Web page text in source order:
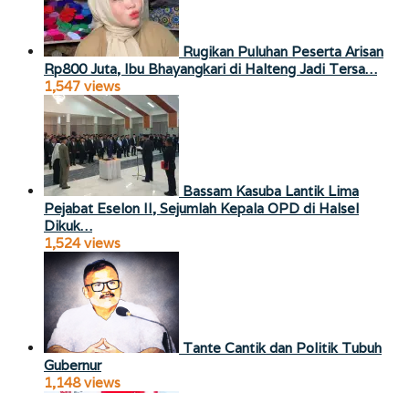
Rugikan Puluhan Peserta Arisan
Rp800 Juta, Ibu Bhayangkari di Halteng Jadi Tersa…
1,547 views
Bassam Kasuba Lantik Lima
Pejabat Eselon II, Sejumlah Kepala OPD di Halsel
Dikuk…
1,524 views
Tante Cantik dan Politik Tubuh
Gubernur
1,148 views